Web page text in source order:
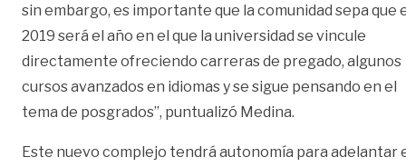
sin embargo, es importante que la comunidad sepa que
2019 será el año en el que la universidad se vincule
directamente ofreciendo carreras de pregado, algunos
cursos avanzados en idiomas y se sigue pensando en el
tema de posgrados”, puntualizó Medina.
Este nuevo complejo tendrá autonomía para adelantar